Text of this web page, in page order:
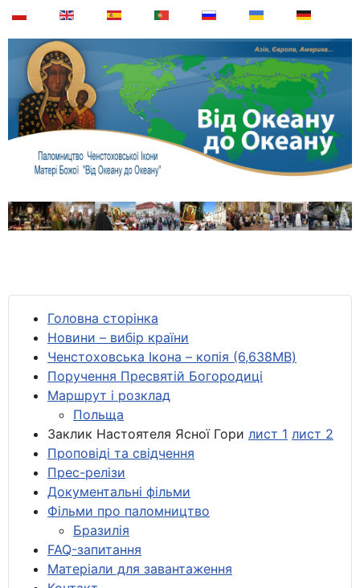
Головна сторінка
Новини – вибір країни
Ченстоховська Ікона – копія (6,638MB)
Поручення Пресвятій Богородиці
Маршрут і розклад
Польща
Заклик Настоятеля Ясної Гори лист 1 лист 2
Проповіді та свідчення
Прес-релізи
Документальні фільми
Фільми про паломництво
Бразилія
FAQ-запитання
Матеріали для завантаження